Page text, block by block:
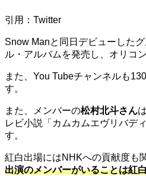
引用：Twitter
Snow Manと同日デビューした
ル・アルバムを発売し、オリコン
また、 You Tubeチャンネルも130
す。
また、メンバーの松村北斗さんは
レビ小説「カムカムエヴリバデ
す。
紅白出場にはNHKへの貢献度も
出演のメンバーがいることは紅